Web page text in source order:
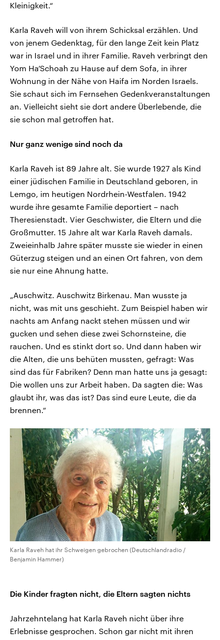
Kleinigkeit.“
Karla Raveh will von ihrem Schicksal erzählen. Und
von jenem Gedenktag, für den lange Zeit kein Platz
war in Israel und in ihrer Familie. Raveh verbringt den
Yom Ha’Schoah zu Hause auf dem Sofa, in ihrer
Wohnung in der Nähe von Haifa im Norden Israels.
Sie schaut sich im Fernsehen Gedenkveranstaltungen
an. Vielleicht sieht sie dort andere Überlebende, die
sie schon mal getroffen hat.
Nur ganz wenige sind noch da
Karla Raveh ist 89 Jahre alt. Sie wurde 1927 als Kind
einer jüdischen Familie in Deutschland geboren, in
Lemgo, im heutigen Nordrhein-Westfalen. 1942
wurde ihre gesamte Familie deportiert – nach
Theresienstadt. Vier Geschwister, die Eltern und die
Großmutter. 15 Jahre alt war Karla Raveh damals.
Zweieinhalb Jahre später musste sie wieder in einen
Güterzug steigen und an einen Ort fahren, von dem
sie nur eine Ahnung hatte.
„Auschwitz. Auschwitz Birkenau. Man wusste ja
nicht, was mit uns geschieht. Zum Beispiel haben wir
nachts am Anfang nackt stehen müssen und wir
gucken und sehen diese zwei Schornsteine, die
rauchen. Und es stinkt dort so. Und dann haben wir
die Alten, die uns behüten mussten, gefragt: Was
sind das für Fabriken? Denn man hatte uns ja gesagt:
Die wollen uns zur Arbeit haben. Da sagten die: Was
glaubt ihr, was das ist? Das sind eure Leute, die da
brennen.“
Karla Raveh hat ihr Schweigen gebrochen (Deutschlandradio /
Benjamin Hammer)
Die Kinder fragten nicht, die Eltern sagten nichts
Jahrzehntelang hat Karla Raveh nicht über ihre
Erlebnisse gesprochen. Schon gar nicht mit ihren